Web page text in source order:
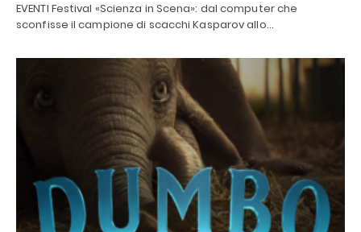
EVENTI Festival «Scienza in Scena»: dal computer che
sconfisse il campione di scacchi Kasparov allo…